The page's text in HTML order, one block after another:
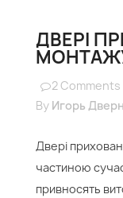
ДВЕРІ
2Comments
By Игорь
Двері
частиною
привносять